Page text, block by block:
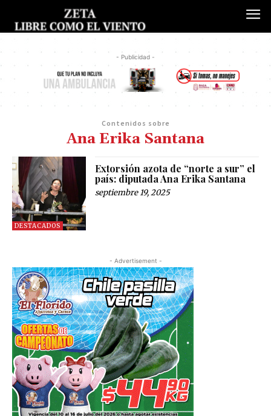
- Publicidad -
Contenidos sobre
Ana Erika Santana
DESTACADOS
Extorsión azota de “norte a sur” el
país: diputada Ana Erika Santana
septiembre 19, 2025
- Advertisement -